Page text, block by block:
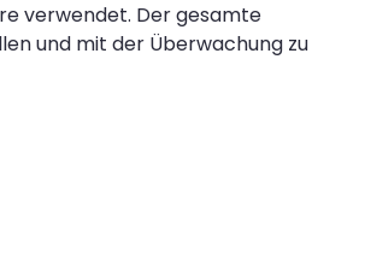
verwendet. Der gesamte
und mit der Überwachung zu